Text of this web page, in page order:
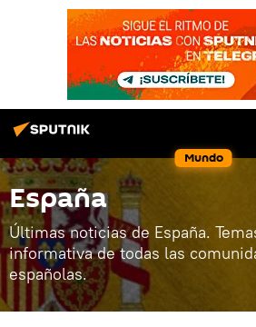
Mundo
España
Últimas noticias de España.
informativa de todas las
españolas.